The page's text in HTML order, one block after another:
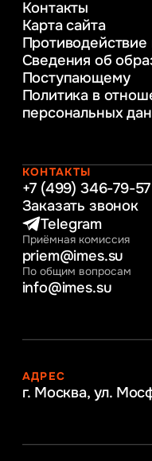
Управление
предприятия
Уголовное право
Информационные
Информационное
обеспечение
Управление
Интернет-
Контакты
Карта сайта
Сведения об
Поступающему
Политика в
персональных
КОНТАКТЫ
+7 (499) 346-79-57
Заказать звонок
Telegram
Приёмная комиссия
priem@imes.su
По общим вопросам
info@imes.su
АДРЕС
г. Москва, ул.